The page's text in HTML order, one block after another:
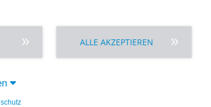
Station für akut
oder fragen Sie amALLE AKZEPTIEREN